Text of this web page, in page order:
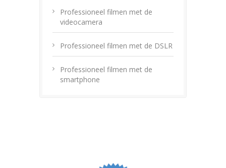
Professioneel filmen met de
videocamera
Professioneel filmen met de DSLR
Professioneel filmen met de
smartphone